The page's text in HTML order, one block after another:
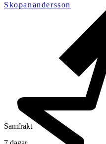
Skopanandersson
Samfrakt